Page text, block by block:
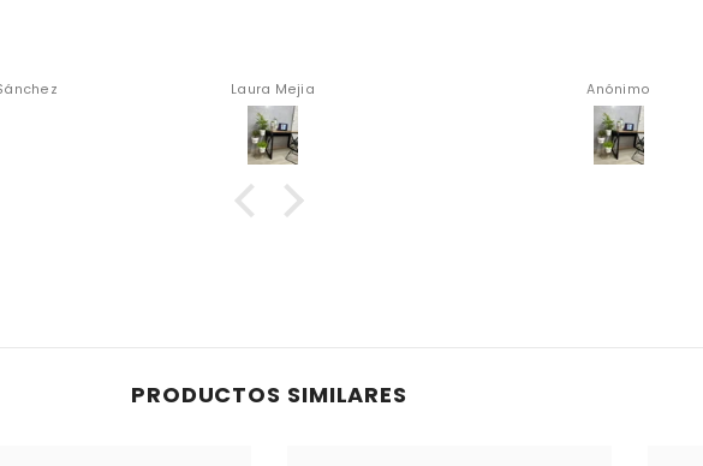
Anónimo oscar Ramírez
PRODUCTOS SIMILARES